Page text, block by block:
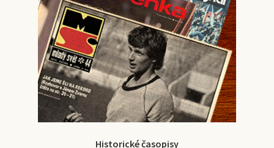
Historické časopisy